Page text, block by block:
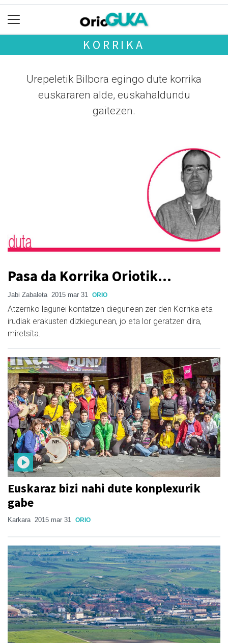
KORRIKA
Urepeletik Bilbora egingo dute korrika
euskararen alde, euskahaldundu
gaitezen.
Pasa da Korrika Oriotik...
Jabi Zabaleta 2015 mar 31 ORIO
Atzerriko lagunei kontatzen diegunean zer den Korrika eta
irudiak erakusten dizkiegunean, jo eta lor geratzen dira,
miretsita.
Euskaraz bizi nahi dute konplexurik
gabe
Karkara 2015 mar 31 ORIO